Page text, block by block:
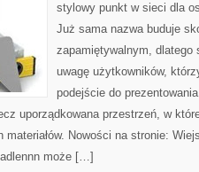
stylowy punkt w sieci dla
Już sama nazwa buduje
zapamiętywalnym, dlatego
uwagę użytkowników,
podejście do
uporządkowana przestrzeń, w
materiałów. Nowości na stronie:
może […]